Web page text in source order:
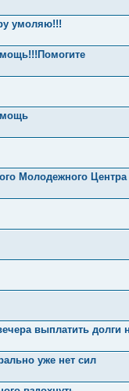
умоляю!!!
Молодежного
выплатить долги
уже нет сил